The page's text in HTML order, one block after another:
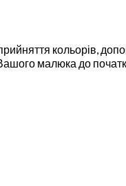
кольорів,
малюка до